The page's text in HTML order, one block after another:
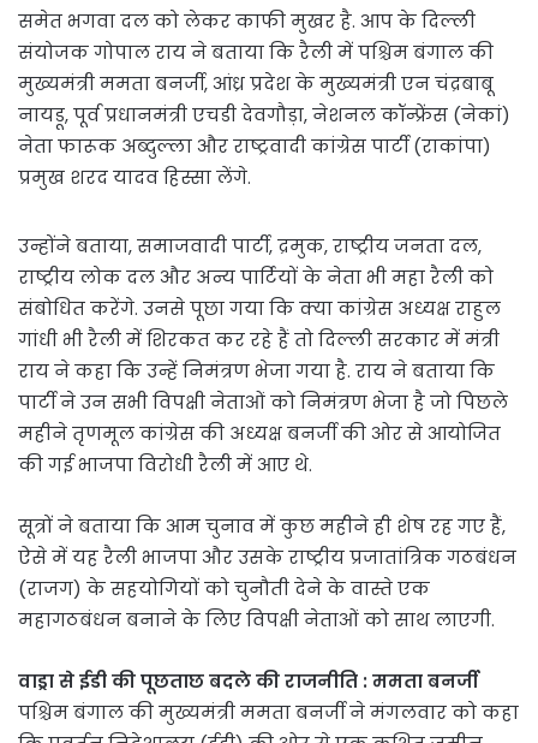
समेत भगवा दल को लेकर काफी मुखर है. आप के दिल्ली
संयोजक गोपाल राय ने बताया कि रैली में पश्चिम बंगाल की
मुख्यमंत्री ममता बनर्जी, आंध्र प्रदेश के मुख्यमंत्री एन चंद्रबाबू
नायडू, पूर्व प्रधानमंत्री एचडी देवगौड़ा, नेशनल कॉन्फ्रेंस (नेकां)
नेता फारूक अब्दुल्ला और राष्ट्रवादी कांग्रेस पार्टी (राकांपा)
प्रमुख शरद यादव हिस्सा लेंगे.
उन्होंने बताया, समाजवादी पार्टी, द्रमुक, राष्ट्रीय जनता दल,
राष्ट्रीय लोक दल और अन्य पार्टियों के नेता भी महा रैली को
संबोधित करेंगे. उनसे पूछा गया कि क्या कांग्रेस अध्यक्ष राहुल
गांधी भी रैली में शिरकत कर रहे हैं तो दिल्ली सरकार में मंत्री
राय ने कहा कि उन्हें निमंत्रण भेजा गया है. राय ने बताया कि
पार्टी ने उन सभी विपक्षी नेताओं को निमंत्रण भेजा है जो पिछले
महीने तृणमूल कांग्रेस की अध्यक्ष बनर्जी की ओर से आयोजित
की गई भाजपा विरोधी रैली में आए थे.
सूत्रों ने बताया कि आम चुनाव में कुछ महीने ही शेष रह गए हैं,
ऐसे में यह रैली भाजपा और उसके राष्ट्रीय प्रजातांत्रिक गठबंधन
(राजग) के सहयोगियों को चुनौती देने के वास्ते एक
महागठबंधन बनाने के लिए विपक्षी नेताओं को साथ लाएगी.
वाड्रा से ईडी की पूछताछ बदले की राजनीति : ममता बनर्जी
पश्चिम बंगाल की मुख्यमंत्री ममता बनर्जी ने मंगलवार को कहा